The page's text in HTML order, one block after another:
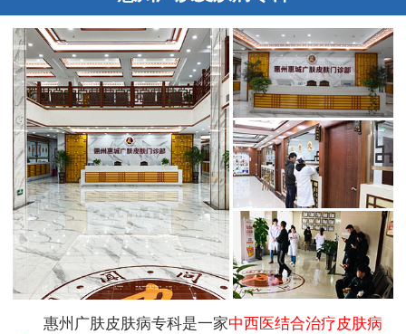
惠州广肤皮肤病专科是一家中西医结合治疗皮肤病